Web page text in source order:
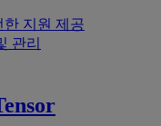
지원 제공
관리